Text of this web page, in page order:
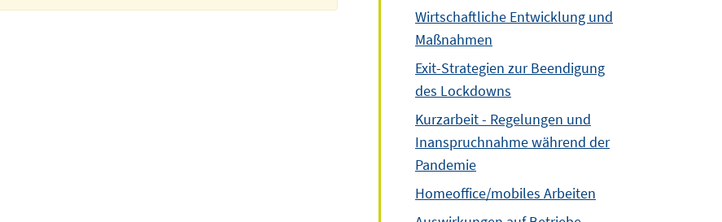
Wirtschaftliche Entwicklung und
Maßnahmen
Exit-Strategien zur Beendigung
des Lockdowns
Kurzarbeit - Regelungen und
Inanspruchnahme während der
Pandemie
Homeoffice/mobiles Arbeiten